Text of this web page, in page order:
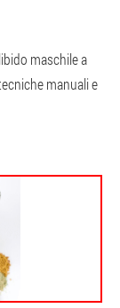
maschile a
manuali e